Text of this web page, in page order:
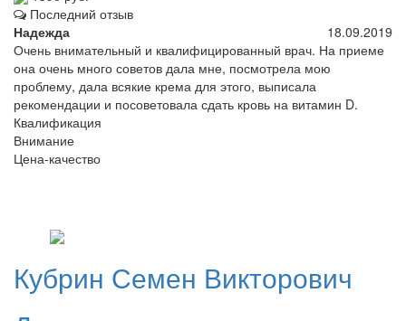
Последний отзыв
Надежда
18.09.2019
Очень внимательный и квалифицированный врач. На приеме
она очень много советов дала мне, посмотрела мою
проблему, дала всякие крема для этого, выписала
рекомендации и посоветовала сдать кровь на витамин D.
Квалификация
Внимание
Цена-качество
Кубрин Семен Викторович